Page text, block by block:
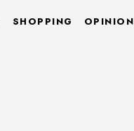
SHOPPING OPINION